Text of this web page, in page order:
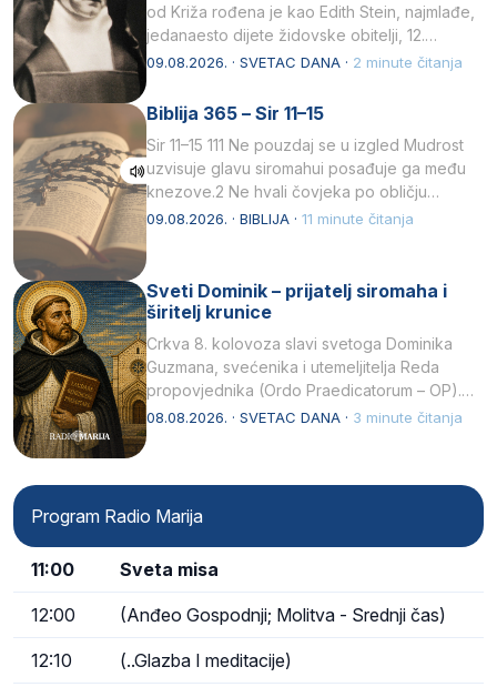
od Križa rođena je kao Edith Stein, najmlađe,
jedanaesto dijete židovske obitelji, 12.
listopada 1891, u Wrocławu…
09.08.2026. · SVETAC DANA · 2 minute čitanja
Biblija 365 – Sir 11–15
Sir 11–15 111 Ne pouzdaj se u izgled Mudrost
uzvisuje glavu siromahui posađuje ga među
knezove.2 Ne hvali čovjeka po obličju
njegovui…
09.08.2026. · BIBLIJA · 11 minute čitanja
Sveti Dominik – prijatelj siromaha i
širitelj krunice
Crkva 8. kolovoza slavi svetoga Dominika
Guzmana, svećenika i utemeljitelja Reda
propovjednika (Ordo Praedicatorum – OP).
Svojim životom, dubokom ljubavlju prema
08.08.2026. · SVETAC DANA · 3 minute čitanja
Program Radio Marija
11:00 Sveta misa
12:00 (Anđeo Gospodnji; Molitva - Srednji čas)
12:10 (..Glazba I meditacije)